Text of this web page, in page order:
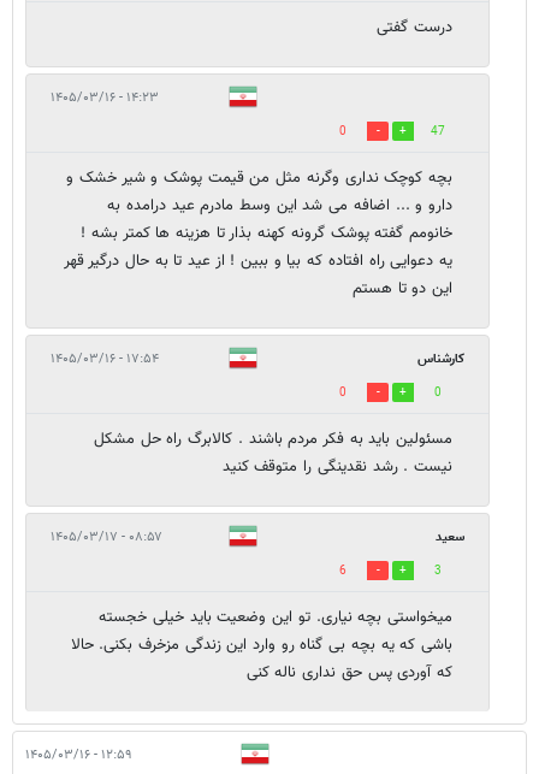
درست گفتی
۱۴:۲۳ - ۱۴۰۵/۰۳/۱۶
47
0
بچه کوچک نداری وگرنه مثل من قیمت پوشک و شیر خشک و
دارو و ... اضافه می شد این وسط مادرم عید درامده به
خانومم گفته پوشک گرونه کهنه بذار تا هزینه ها کمتر بشه !
یه دعوایی راه افتاده که بیا و ببین ! از عید تا به حال درگیر قهر
این دو تا هستم
کارشناس ۱۷:۵۴ - ۱۴۰۵/۰۳/۱۶
0
0
مسئولین باید به فکر مردم باشند . کالابرگ راه حل مشکل
نیست . رشد نقدینگی را متوقف کنید
سعید ۰۸:۵۷ - ۱۴۰۵/۰۳/۱۷
3
6
میخواستی بچه نیاری. تو این وضعیت باید خیلی خجسته
باشی که یه بچه بی گناه رو وارد این زندگی مزخرف بکنی. حالا
که آوردی پس حق نداری ناله کنی
۱۲:۵۹ - ۱۴۰۵/۰۳/۱۶